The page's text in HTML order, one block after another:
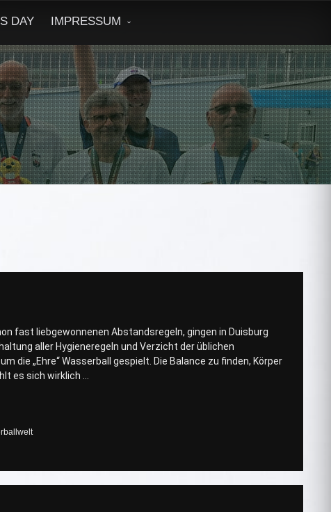
DAY IMPRESSUM
fast liebgewonnenen Abstandsregeln, gingen in Duisburg
aller Hygieneregeln und Verzicht der üblichen
die „Ehre“ Wasserball gespielt. Die Balance zu finden, Körper
es sich wirklich …